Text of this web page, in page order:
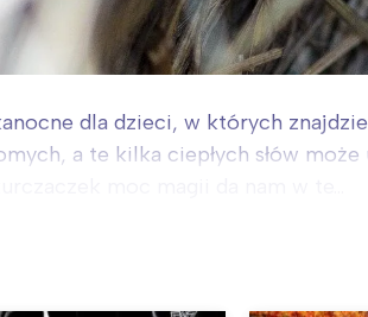
dla dzieci, w których
a te kilka ciepłych słów